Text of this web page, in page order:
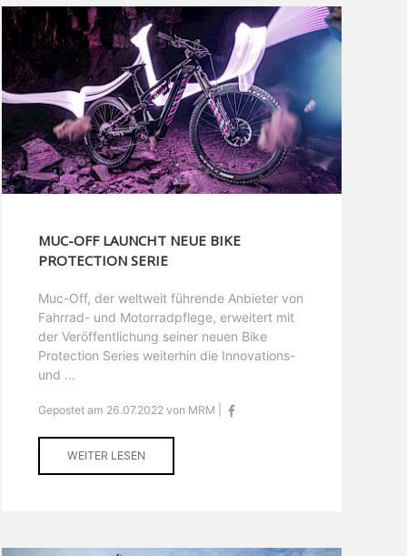
MUC-OFF LAUNCHT NEUE BIKE
PROTECTION SERIE
Muc-Off, der weltweit führende Anbieter von
Fahrrad- und Motorradpflege, erweitert mit
der Veröffentlichung seiner neuen Bike
Protection Series weiterhin die Innovations-
und ...
Gepostet am 26.07.2022 von MRM |
WEITER LESEN